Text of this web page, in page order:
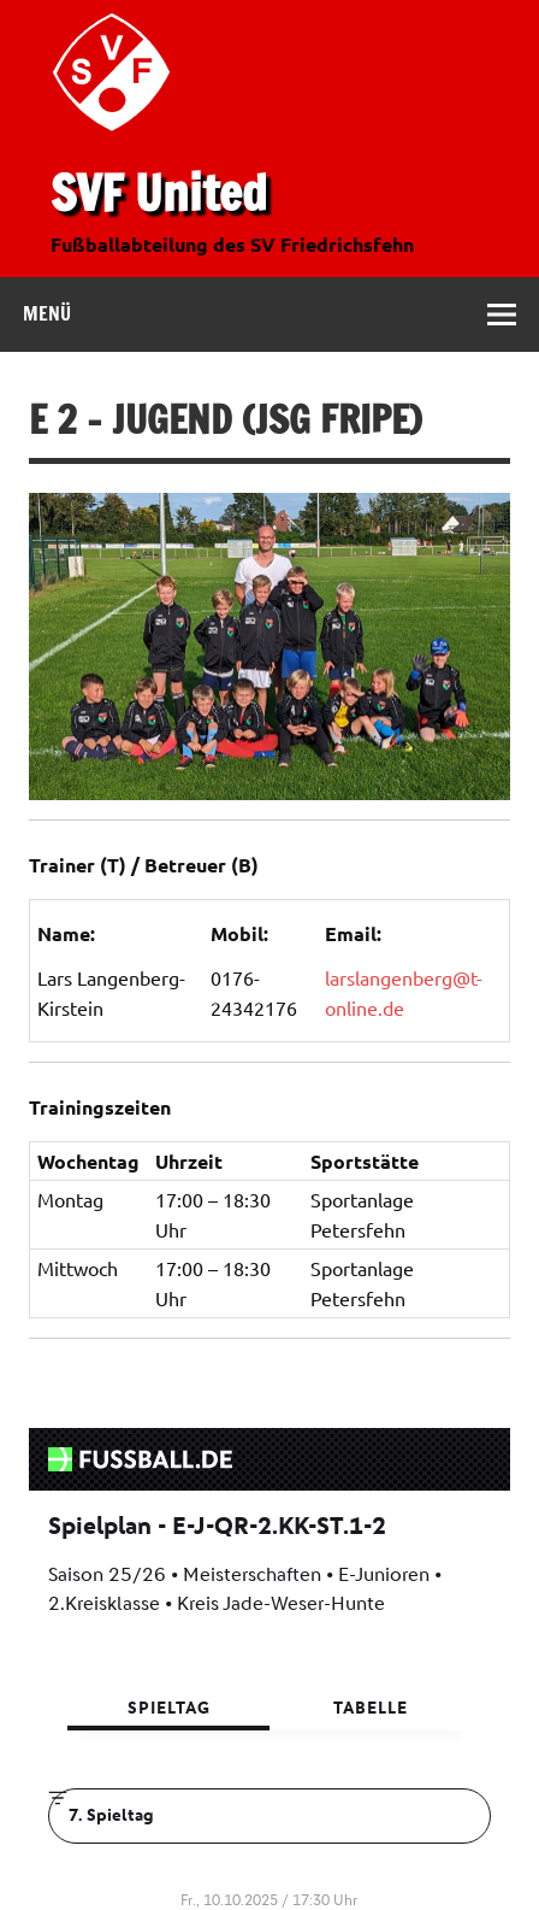
SVF United
Fußballabteilung des SV Friedrichsfehn
MENÜ
E 2 – JUGEND (JSG FRIPE)
Trainer (T) / Betreuer (B)
Name:
Lars Langenberg-
Kirstein
Mobil:
0176-
24342176
Email:
larslangenberg@t-
online.de
Trainingszeiten
Wochentag Uhrzeit Sportstätte
Montag
17:00 – 18:30
Uhr
Sportanlage
Petersfehn
Mittwoch
17:00 – 18:30
Uhr
Sportanlage
Petersfehn